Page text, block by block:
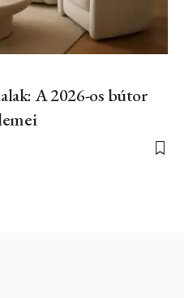
A 2026-os bútor